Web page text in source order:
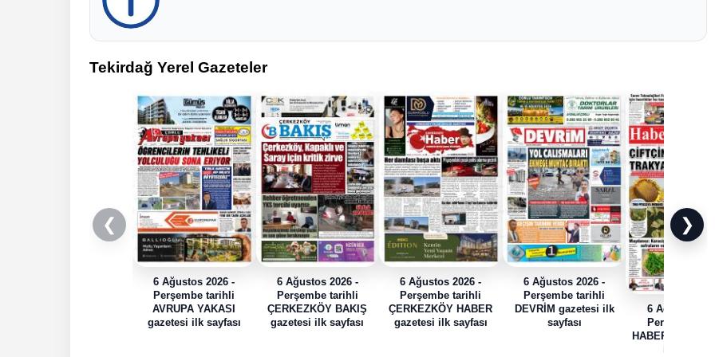
Tekirdağ Yerel Gazeteler
❮
6 Ağustos 2026 -
Perşembe tarihli
AVRUPA YAKASI
gazetesi ilk sayfası
6 Ağustos 2026 -
Perşembe tarihli
ÇERKEZKÖY BAKIŞ
gazetesi ilk sayfası
6 Ağustos 2026 -
Perşembe tarihli
ÇERKEZKÖY HABER
gazetesi ilk sayfası
6 Ağustos 2026 -
Perşembe tarihli
DEVRİM gazetesi ilk
sayfası
6 Ağustos
Perşembe
HABER TRAK
❯